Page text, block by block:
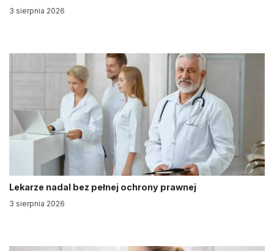
3 sierpnia 2026
Lekarze nadal bez pełnej ochrony prawnej
3 sierpnia 2026